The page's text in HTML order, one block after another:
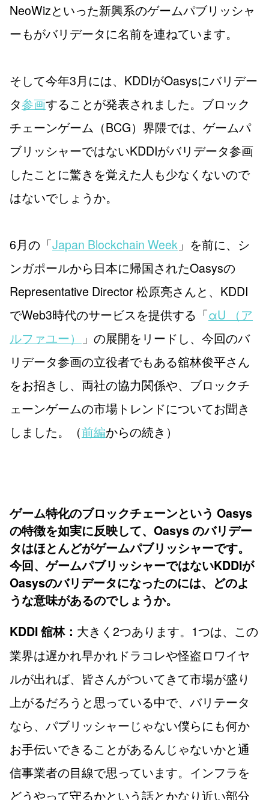
NeoWizといった新興系のゲームパブリッシャ
ーもがバリデータに名前を連ねています。
そして今年3月には、KDDIがOasysにバリデー
タ参画することが発表されました。ブロック
チェーンゲーム（BCG）界隈では、ゲームパ
ブリッシャーではないKDDIがバリデータ参画
したことに驚きを覚えた人も少なくないので
はないでしょうか。
6月の「Japan Blockchain Week 」を前に、シ
ンガポールから日本に帰国されたOasysの
Representative Director 松原亮さんと、KDDI
でWeb3時代のサービスを提供する「αU （ア
ルファユー）
」の展開をリードし、今回のバ
リデータ参画の立役者でもある舘林俊平さん
をお招きし、両社の協力関係や、ブロックチ
ェーンゲームの市場トレンドについてお聞き
しました。（前編からの続き）
ゲーム特化のブロックチェーンという Oasys
の特徴を如実に反映して、Oasys のバリデー
タはほとんどがゲームパブリッシャーです。
今回、ゲームパブリッシャーではないKDDIが
Oasysのバリデータになったのには、どのよ
うな意味があるのでしょうか。
KDDI 舘林： 大きく2つあります。1つは、この
業界は遅かれ早かれドラコレや怪盗ロワイヤ
ルが出れば、皆さんがついてきて市場が盛り
上がるだろうと思っている中で、バリテータ
なら、パブリッシャーじゃない僕らにも何か
お手伝いできることがあるんじゃないかと通
信事業者の目線で思っています。インフラを
どうやって守るかという話とかなり近い部分